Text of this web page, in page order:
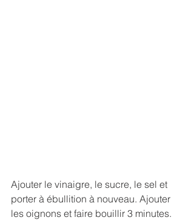
Ajouter le vinaigre, le sucre, le sel et
porter à ébullition à nouveau. Ajouter
les oignons et faire bouillir 3 minutes.